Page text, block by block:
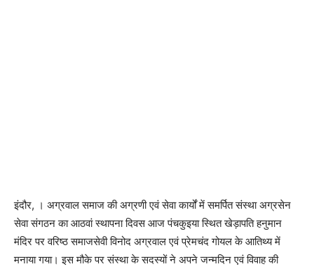
इंदौर, । अग्रवाल समाज की अग्रणी एवं सेवा कार्यों में समर्पित संस्था अग्रसेन
सेवा संगठन का आठवां स्थापना दिवस आज पंचकुइया स्थित खेड़ापति हनुमान
मंदिर पर वरिष्ठ समाजसेवी विनोद अग्रवाल एवं प्रेमचंद गोयल के आतिथ्य में
मनाया गया। इस मौके पर संस्था के सदस्यों ने अपने जन्मदिन एवं विवाह की